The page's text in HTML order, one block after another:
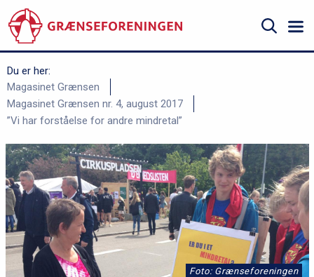
til
hovedindhold
Søg
Du er her:
Magasinet Grænsen
Magasinet Grænsen nr. 4, august 2017
”Vi har forståelse for andre mindretal”
Foto: Grænseforeningen